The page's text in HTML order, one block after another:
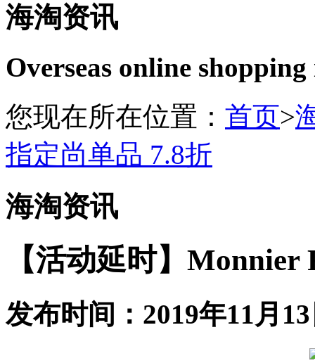
海淘资讯
Overseas online
您现在所在位置： 首页>
指定尚单品 7.8折
海淘资讯
【活动延时】
发布时间：2019年11月